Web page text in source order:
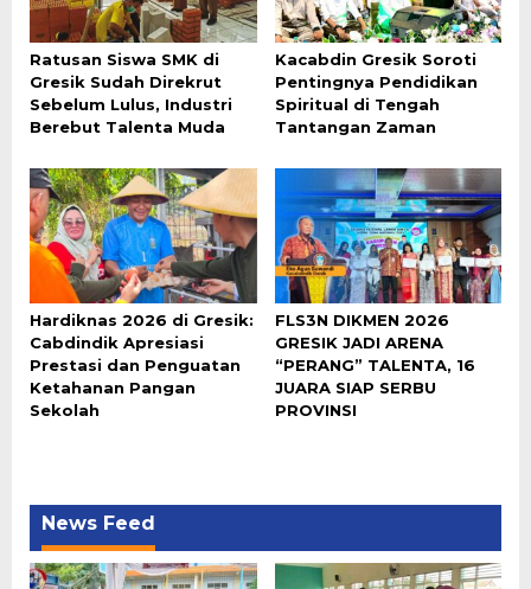
Ratusan Siswa SMK di
Gresik Sudah Direkrut
Sebelum Lulus, Industri
Berebut Talenta Muda
Kacabdin Gresik Soroti
Pentingnya Pendidikan
Spiritual di Tengah
Tantangan Zaman
Hardiknas 2026 di Gresik:
Cabdindik Apresiasi
Prestasi dan Penguatan
Ketahanan Pangan
Sekolah
FLS3N DIKMEN 2026
GRESIK JADI ARENA
“PERANG” TALENTA, 16
JUARA SIAP SERBU
PROVINSI
News Feed